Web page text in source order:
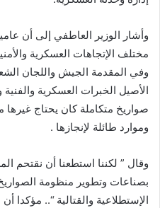
وأشار الوزير العاطفي إلى أن
مختلف الإتجاهات العسكرية
وفي المقدمة الجيش واللجان
الأصيل الخبرات العسكرية
صواريخ متكاملة كان يحتاج
وموارد طائلة لإنجازها .
وقال ” لكننا استطعنا أن نقتحم
بصناعات وتطوير منظومة
الإستطلاعية والقتالية “.. مؤكدا